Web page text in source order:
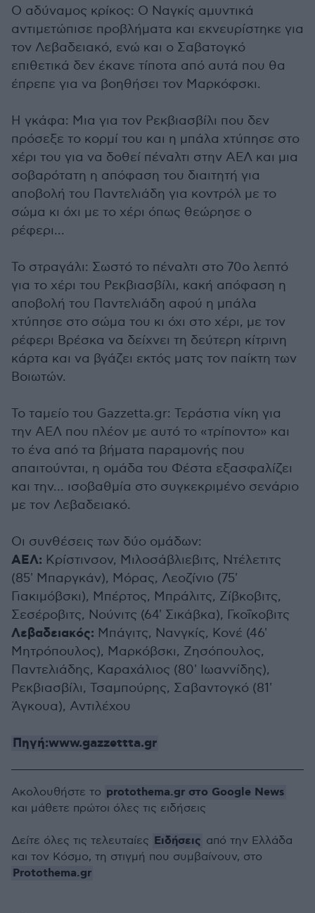
Ο αδύναμος κρίκος: Ο Ναγκίς αμυντικά
αντιμετώπισε προβλήματα και εκνευρίστηκε για
τον Λεβαδειακό, ενώ και ο Σαβατογκό
επιθετικά δεν έκανε τίποτα από αυτά που θα
έπρεπε για να βοηθήσει τον Μαρκόφσκι.
Η γκάφα: Μια για τον Ρεκβιασβίλι που δεν
πρόσεξε το κορμί του και η μπάλα χτύπησε στο
χέρι του για να δοθεί πέναλτι στην ΑΕΛ και μια
σοβαρότατη η απόφαση του διαιτητή για
αποβολή του Παντελιάδη για κοντρόλ με το
σώμα κι όχι με το χέρι όπως θεώρησε ο
ρέφερι...
Το στραγάλι: Σωστό το πέναλτι στο 70ο λεπτό
για το χέρι του Ρεκβιασβίλι, κακή απόφαση η
αποβολή του Παντελιάδη αφού η μπάλα
χτύπησε στο σώμα του κι όχι στο χέρι, με τον
ρέφερι Βρέσκα να δείχνει τη δεύτερη κίτρινη
κάρτα και να βγάζει εκτός ματς τον παίκτη των
Βοιωτών.
Το ταμείο του Gazzetta.gr: Τεράστια νίκη για
την ΑΕΛ που πλέον με αυτό το «τρίποντο» και
το ένα από τα βήματα παραμονής που
απαιτούνται, η ομάδα του Φέστα εξασφαλίζει
και την... ισοβαθμία στο συγκεκριμένο σενάριο
με τον Λεβαδειακό.
Οι συνθέσεις των δύο ομάδων:
ΑΕΛ: Κρίστινσον, Μιλοσάβλιεβιτς, Ντέλετιτς
(85' Μπαργκάν), Μόρας, Λεοζίνιο (75'
Γιακιμόβσκι), Μπέρτος, Μπράλιτς, Ζίβκοβιτς,
Σεσέροβιτς, Νούνιτς (64' Σικάβκα), Γκοΐκοβιτς
Λεβαδειακός: Μπάγιτς, Νανγκίς, Κονέ (46'
Μητρόπουλος), Μαρκόβσκι, Ζησόπουλος,
Παντελιάδης, Καραχάλιος (80' Ιωαννίδης),
Ρεκβιασβίλι, Τσαμπούρης, Σαβαντογκό (81'
Άγκουα), Αντιλέχου
Πηγή:www.gazzettta.gr
Ακολουθήστε το protothema.gr στο Google News
και μάθετε πρώτοι όλες τις ειδήσεις
Δείτε όλες τις τελευταίες Ειδήσεις από την Ελλάδα
και τον Κόσμο, τη στιγμή που συμβαίνουν, στο
Protothema.gr